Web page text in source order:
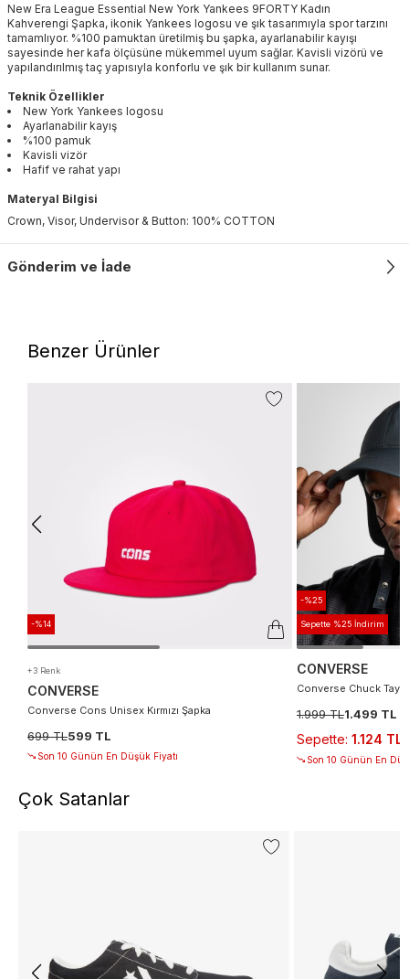
New Era League Essential New York Yankees 9FORTY Kadın
Kahverengi Şapka, ikonik Yankees logosu ve şık tasarımıyla spor tarzını
tamamlıyor. %100 pamuktan üretilmiş bu şapka, ayarlanabilir kayışı
sayesinde her kafa ölçüsüne mükemmel uyum sağlar. Kavisli vizörü ve
yapılandırılmış taç yapısıyla konforlu ve şık bir kullanım sunar.
Teknik Özellikler
New York Yankees logosu
Ayarlanabilir kayış
%100 pamuk
Kavisli vizör
Hafif ve rahat yapı
Materyal Bilgisi
Crown, Visor, Undervisor & Button: 100% COTTON
Gönderim ve İade
Benzer Ürünler
-%14
+3 Renk
CONVERSE
Converse Cons Unisex Kırmızı Şapka
699 TL599 TL
Son 10 Günün En Düşük Fiyatı
-%25
Sepette %25 İndirim
CONVERSE
Converse Chuck
1.999 TL1.499 TL
Sepette: 1.124 TL
Son 10 Günün En
Çok Satanlar